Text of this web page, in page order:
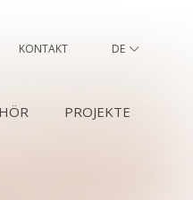
KONTAKT DE
PROJEKTE